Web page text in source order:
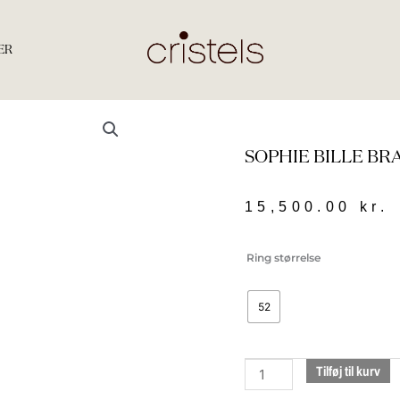
SOPHIE BILLE
15,500.00 kr.
Ring størrelse
52
Bille
Brahe
grande
lune
gold
Tilføj til kurv